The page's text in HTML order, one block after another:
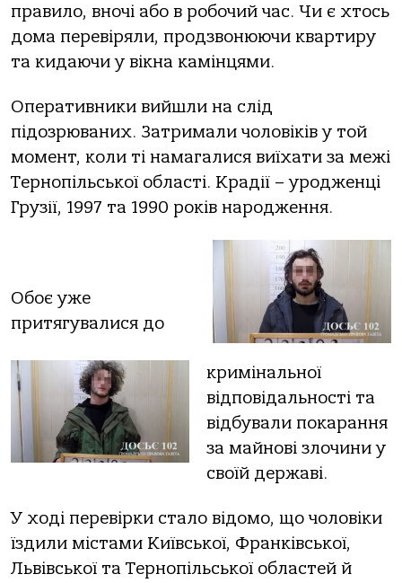
правило, вночі або в робочий час. Чи є хтось
дома перевіряли, продзвонюючи квартиру
та кидаючи у вікна камінцями.
Оперативники вийшли на слід
підозрюваних. Затримали чоловіків у той
момент, коли ті намагалися виїхати за межі
Тернопільської області. Крадії – уродженці
Грузії, 1997 та 1990 років народження.
Обоє уже
притягувалися до
кримінальної
відповідальності та
відбували покарання
за майнові злочини у
своїй державі.
У ході перевірки стало відомо, що чоловіки
їздили містами Київської, Франківської,
Львівської та Тернопільської областей й